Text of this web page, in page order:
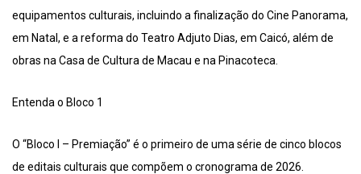
equipamentos culturais, incluindo a finalização do Cine Panorama,
em Natal, e a reforma do Teatro Adjuto Dias, em Caicó, além de
obras na Casa de Cultura de Macau e na Pinacoteca.
Entenda o Bloco 1
O “Bloco I – Premiação” é o primeiro de uma série de cinco blocos
de editais culturais que compõem o cronograma de 2026.